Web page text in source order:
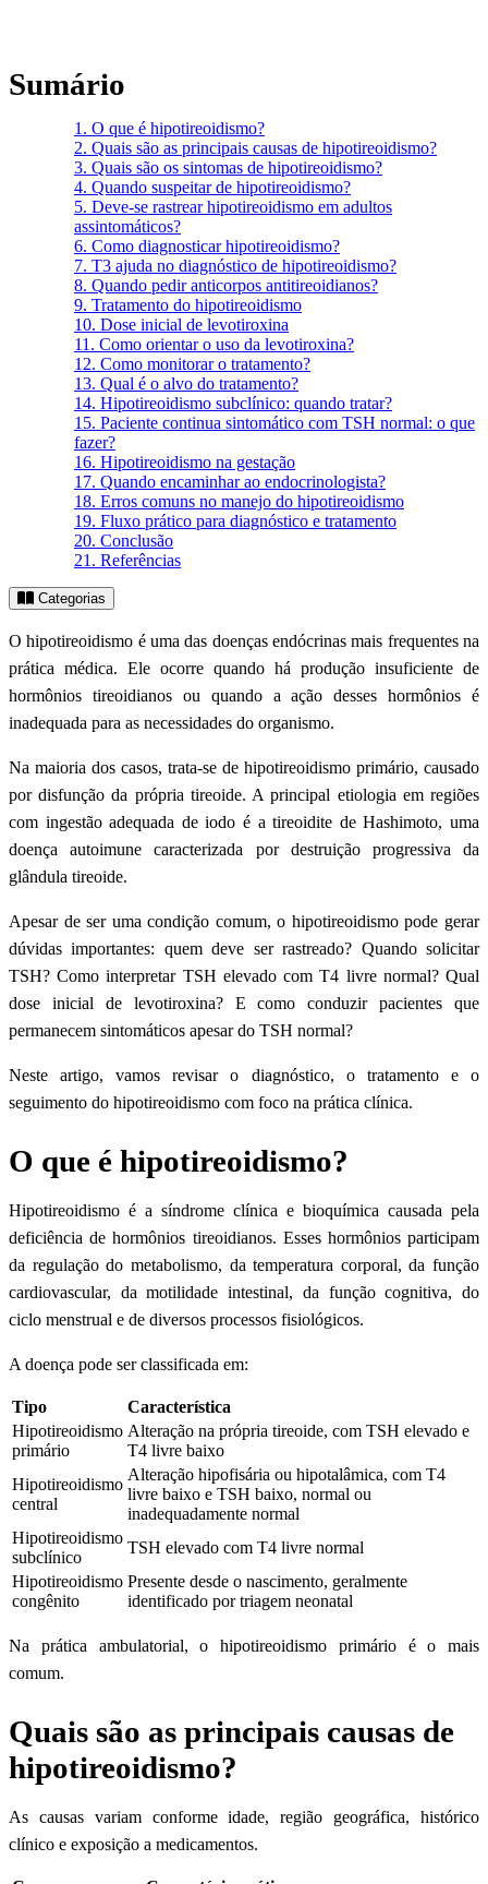
Sumário
1. O que é hipotireoidismo?
2. Quais são as principais causas de hipotireoidismo?
3. Quais são os sintomas de hipotireoidismo?
4. Quando suspeitar de hipotireoidismo?
5. Deve-se rastrear hipotireoidismo em adultos
assintomáticos?
6. Como diagnosticar hipotireoidismo?
7. T3 ajuda no diagnóstico de hipotireoidismo?
8. Quando pedir anticorpos antitireoidianos?
9. Tratamento do hipotireoidismo
10. Dose inicial de levotiroxina
11. Como orientar o uso da levotiroxina?
12. Como monitorar o tratamento?
13. Qual é o alvo do tratamento?
14. Hipotireoidismo subclínico: quando tratar?
15. Paciente continua sintomático com TSH normal: o que
fazer?
16. Hipotireoidismo na gestação
17. Quando encaminhar ao endocrinologista?
18. Erros comuns no manejo do hipotireoidismo
19. Fluxo prático para diagnóstico e tratamento
20. Conclusão
21. Referências
Categorias
O hipotireoidismo é uma das doenças endócrinas mais frequentes na
prática médica. Ele ocorre quando há produção insuficiente de
hormônios tireoidianos ou quando a ação desses hormônios é
inadequada para as necessidades do organismo.
Na maioria dos casos, trata-se de hipotireoidismo primário, causado
por disfunção da própria tireoide. A principal etiologia em regiões
com ingestão adequada de iodo é a tireoidite de Hashimoto, uma
doença autoimune caracterizada por destruição progressiva da
glândula tireoide.
Apesar de ser uma condição comum, o hipotireoidismo pode gerar
dúvidas importantes: quem deve ser rastreado? Quando solicitar
TSH? Como interpretar TSH elevado com T4 livre normal? Qual
dose inicial de levotiroxina? E como conduzir pacientes que
permanecem sintomáticos apesar do TSH normal?
Neste artigo, vamos revisar o diagnóstico, o tratamento e o
seguimento do hipotireoidismo com foco na prática clínica.
O que é hipotireoidismo?
Hipotireoidismo é a síndrome clínica e bioquímica causada pela
deficiência de hormônios tireoidianos. Esses hormônios participam
da regulação do metabolismo, da temperatura corporal, da função
cardiovascular, da motilidade intestinal, da função cognitiva, do
ciclo menstrual e de diversos processos fisiológicos.
A doença pode ser classificada em:
Tipo
Característica
Hipotireoidismo
primário
Alteração na própria tireoide, com TSH elevado e
T4 livre baixo
Hipotireoidismo
central
Alteração hipofisária ou hipotalâmica, com T4
livre baixo e TSH baixo, normal ou
inadequadamente normal
Hipotireoidismo
subclínico
TSH elevado com T4 livre normal
Hipotireoidismo
congênito
Presente desde o nascimento, geralmente
identificado por triagem neonatal
Na prática ambulatorial, o hipotireoidismo primário é o mais
comum.
Quais são as principais causas de
hipotireoidismo?
As causas variam conforme idade, região geográfica, histórico
clínico e exposição a medicamentos.